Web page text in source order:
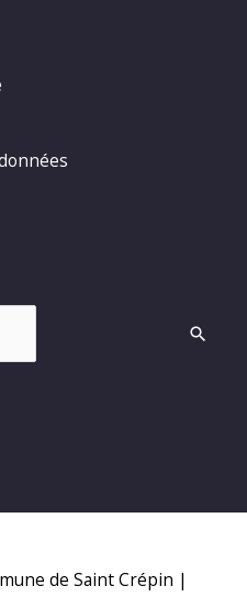
de Saint Crépin |